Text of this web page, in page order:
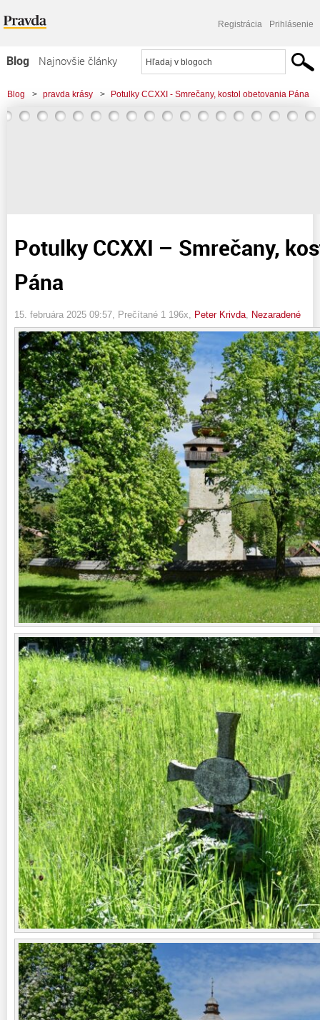
Registrácia Prihlásenie
Blog
Najnovšie články
Najčítanejšie články
Najkomentovanejšie články
Blog > pravda krásy > Potulky CCXXI - Smrečany, kostol obetovania Pána
Potulky CCXXI – Smrečany,
Pána
15. februára 2025 09:57 , Prečítané 1 196x, Peter Krivda Nezaradené